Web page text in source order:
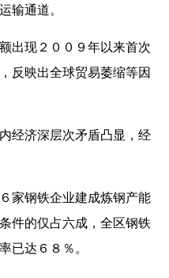
输通道。
现２００９年以来首次
反映出全球贸易萎缩等因
济深层次矛盾凸显，经
钢铁企业建成炼钢产能
件的仅占六成，全区钢铁
已达６８％。